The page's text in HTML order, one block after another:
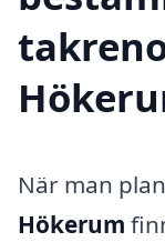
När man
Hökerum